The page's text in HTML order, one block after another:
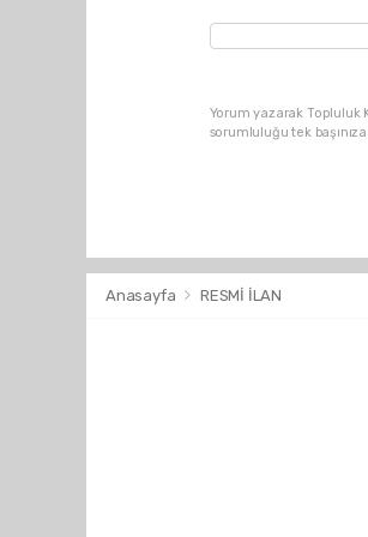
Yorum yazarak Topluluk
sorumluluğu tek
Anasayfa RESMİ İLAN